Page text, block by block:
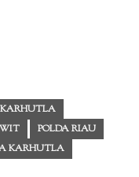
KARHUTLA
POLDA RIAU
KARHUTLA